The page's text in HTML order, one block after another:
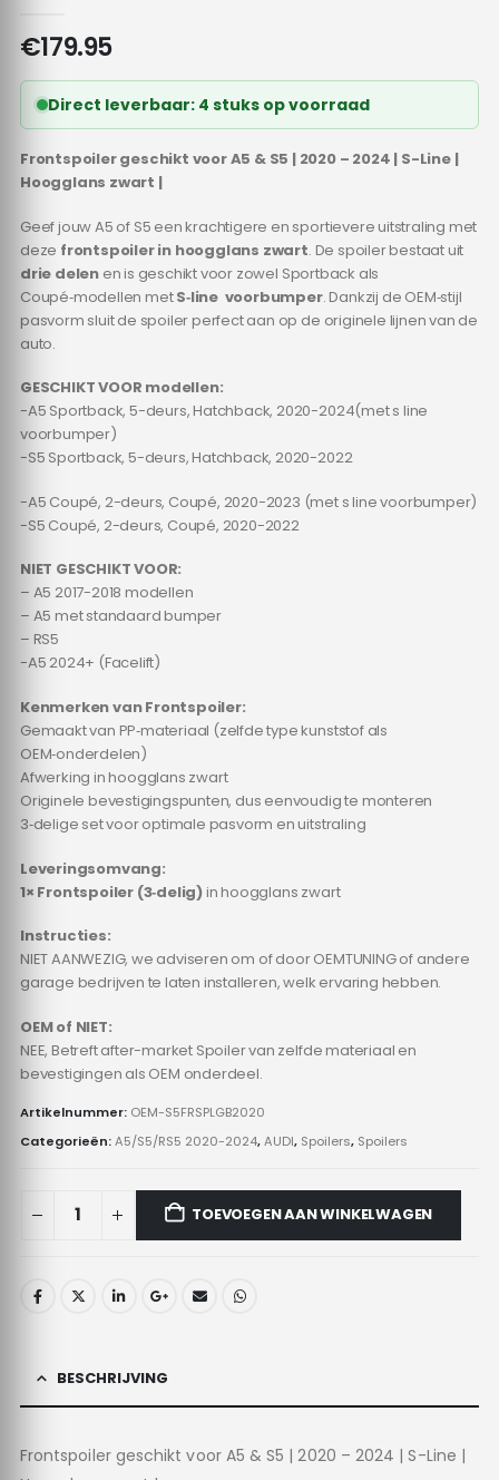
€179.95
Direct leverbaar: 4 stuks op voorraad
Frontspoiler geschikt voor A5 & S5 | 2020 – 2024 | S-Line |
Hoogglans zwart |
Geef jouw A5 of S5 een krachtigere en sportievere uitstraling met
deze frontspoiler in hoogglans zwart. De spoiler bestaat uit
drie delenen is geschikt voor zowel Sportback als
Coupé‑modellen metS‑line voorbumper. Dankzij de OEM‑stijl
pasvorm sluit de spoiler perfect aan op de originele lijnen van de
auto.
GESCHIKT VOOR modellen:
-A5 Sportback, 5-deurs, Hatchback, 2020-2024(met s line
voorbumper)
-S5 Sportback, 5-deurs, Hatchback, 2020-2022
-A5 Coupé, 2-deurs, Coupé, 2020-2023 (met s line voorbumper)
-S5 Coupé, 2-deurs, Coupé, 2020-2022
NIET GESCHIKT VOOR:
– A5 2017-2018 modellen
– A5 met standaard bumper
– RS5
-A5 2024+ (Facelift)
Kenmerken van Frontspoiler:
Gemaakt van PP‑materiaal (zelfde type kunststof als
OEM‑onderdelen)
Afwerking in hoogglans zwart
Originele bevestigingspunten, dus eenvoudig te monteren
3‑delige set voor optimale pasvorm en uitstraling
Leveringsomvang:
1× Frontspoiler (3‑delig)in hoogglans zwart
Instructies:
NIET AANWEZIG, we adviseren om of door OEMTUNING of andere
garage bedrijven te laten installeren, welk ervaring hebben.
OEM of NIET:
NEE, Betreft after-market Spoiler van zelfde materiaal en
bevestigingen als OEM onderdeel.
Artikelnummer: OEM-S5FRSPLGB2020
Categorieën:A5/S5/RS5 2020-2024,AUDI, Spoilers, Spoilers
TOEVOEGEN AAN WINKELWAGEN
BESCHRIJVING
Frontspoiler geschikt voor A5 & S5 | 2020 – 2024 | S-Line |